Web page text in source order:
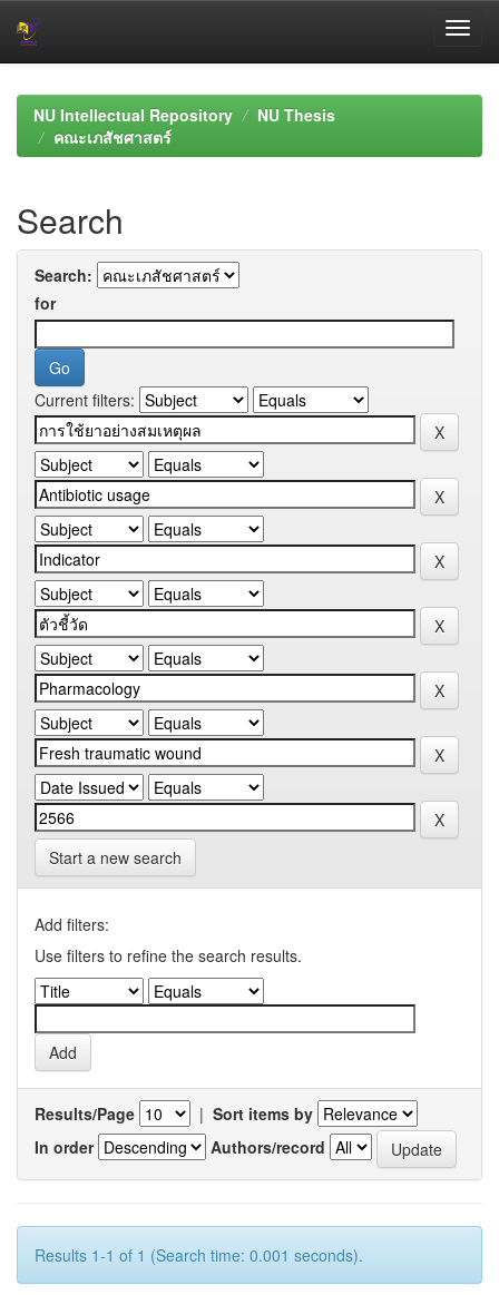
navigationNU Intellectual Repository
NU Thesis
คณะเภสัชศาสตร์
Search
Search:
for
Current filters:
Start a new search
Add filters:
Use filters to refine the search results.
Results/Page | Sort items by
In order
Authors/record
Results 1-1 of 1 (Search time: 0.001 seconds).